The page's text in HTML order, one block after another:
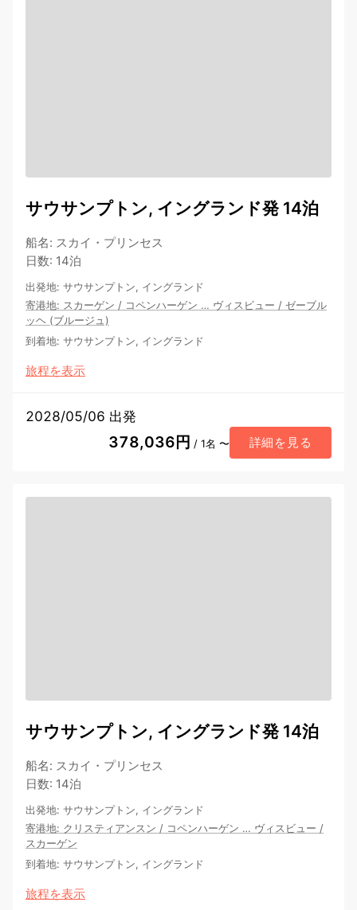
サウサンプトン, イングランド発 14泊
船名: スカイ・プリンセス
日数: 14泊
出発地: サウサンプトン, イングランド
寄港地: スカーゲン / コペンハーゲン … ヴィスビュー / ゼーブル
ッヘ (ブルージュ)
到着地: サウサンプトン, イングランド
旅程を表示
2028/05/06 出発
378,036円 / 1名 〜 詳細を見る
サウサンプトン, イングランド発 14泊
船名: スカイ・プリンセス
日数: 14泊
出発地: サウサンプトン, イングランド
寄港地: クリスティアンスン / コペンハーゲン … ヴィスビュー /
スカーゲン
到着地: サウサンプトン, イングランド
旅程を表示